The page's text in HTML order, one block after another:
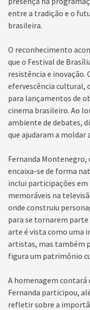
entre a tradição e o
brasileira.
O reconhecimento
que o Festival de
resistência e inovação.
efervescência cultural,
para lançamentos de
cinema brasileiro. Ao
ambiente de debates,
que ajudaram a moldar
Fernanda
encaixa-se de forma
inclui participações
memoráveis na
onde construiu
para se tornarem parte
arte é vista como uma
artistas, mas também
figura um patrimônio
A homenagem contará
Fernanda participou,
refletir sobre a